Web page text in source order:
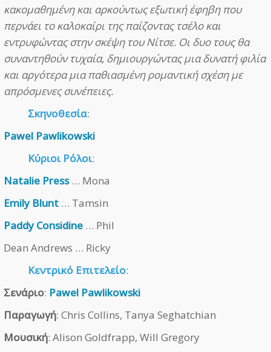
κακομαθημένη και αρκούντως εξωτική έφηβη που
περνάει το καλοκαίρι της παίζοντας τσέλο και
εντρυφώντας στην σκέψη του Νίτσε. Οι δυο τους θα
συναντηθούν τυχαία, δημιουργώντας μια δυνατή φιλία
και αργότερα μια παθιασμένη ρομαντική σχέση με
απρόσμενες συνέπειες.
Σκηνοθεσία:
Pawel Pawlikowski
Κύριοι Ρόλοι:
Natalie Press… Mona
Emily Blunt … Tamsin
Paddy Considine … Phil
Dean Andrews … Ricky
Κεντρικό Επιτελείο:
Σενάριο: Pawel Pawlikowski
Παραγωγή: Chris Collins, Tanya Seghatchian
Μουσική: Alison Goldfrapp, Will Gregory